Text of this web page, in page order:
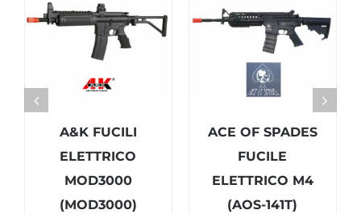
A&K FUCILI
ELETTRICO
MOD3000
(MOD3000)
ACE OF SPADES
FUCILE
ELETTRICO M4
(AOS-141T)